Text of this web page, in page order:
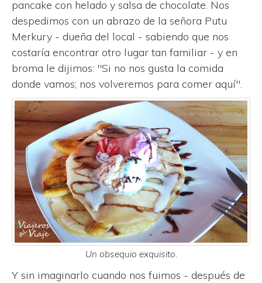
pancake con helado y salsa de chocolate. Nos
despedimos con un abrazo de la señora Putu
Merkury - dueña del local - sabiendo que nos
costaría encontrar otro lugar tan familiar - y en
broma le dijimos: "Si no nos gusta la comida
donde vamos; nos volveremos para comer aquí".
Un obsequio exquisito.
Y sin imaginarlo cuando nos fuimos - después de